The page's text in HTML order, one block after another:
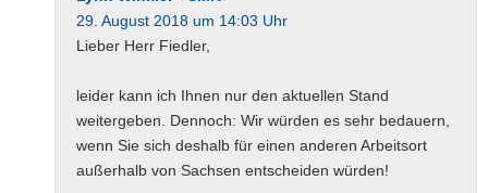
29. August 2018 um 14:03 Uhr
Lieber Herr Fiedler,
leider kann ich Ihnen nur den aktuellen Stand
weitergeben. Dennoch: Wir würden es sehr bedauern,
wenn Sie sich deshalb für einen anderen Arbeitsort
außerhalb von Sachsen entscheiden würden!